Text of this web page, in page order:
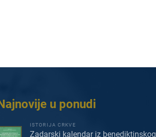
u ponudi
ISTORIJA CRKVE
Zadarski kalendar iz benediktinskog